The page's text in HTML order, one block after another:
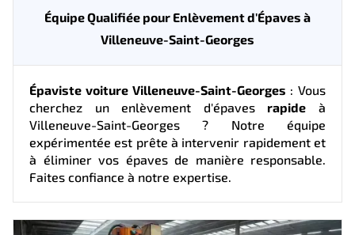
Équipe Qualifiée pour Enlèvement d'Épaves à
Villeneuve-Saint-Georges
Épaviste voiture Villeneuve-Saint-Georges : Vous
cherchez un enlèvement d'épaves rapide à
Villeneuve-Saint-Georges ? Notre équipe
expérimentée est prête à intervenir rapidement et
à éliminer vos épaves de manière responsable.
Faites confiance à notre expertise.